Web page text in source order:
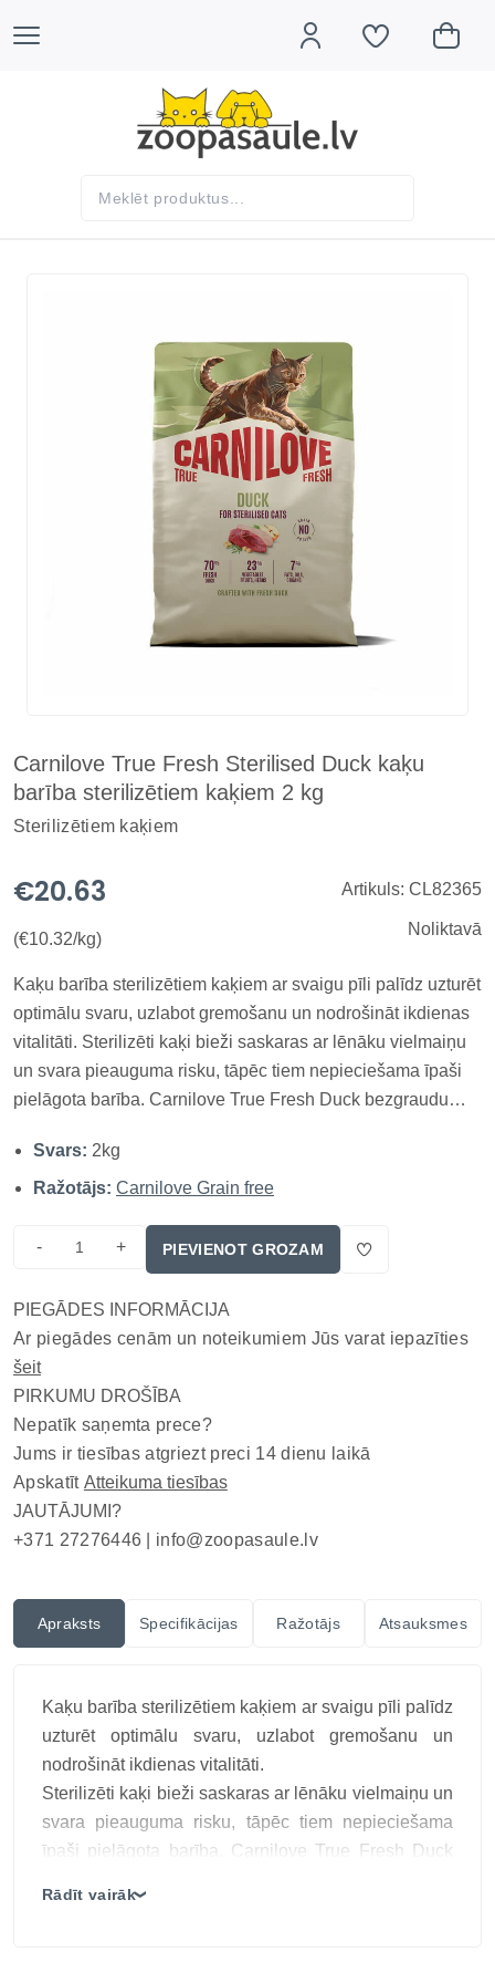
Carnilove True Fresh Sterilised Duck kaķu
barība sterilizētiem kaķiem 2 kg
Sterilizētiem kaķiem
€20.63
(€10.32/kg)
Artikuls: CL82365
Noliktavā
Kaķu barība sterilizētiem kaķiem ar svaigu pīli palīdz uzturēt
optimālu svaru, uzlabot gremošanu un nodrošināt ikdienas
vitalitāti. Sterilizēti kaķi bieži saskaras ar lēnāku vielmaiņu
un svara pieauguma risku, tāpēc tiem nepieciešama īpaši
pielāgota barība. Carnilove True Fresh Duck bezgraudu
uzturu, kas palīdz uzturēt optimālu ķermeņa kondīci...
Svars: 2kg
Ražotājs: Carnilove Grain free
- + PIEVIENOT GROZAM
PIEGĀDES INFORMĀCIJA
Ar piegādes cenām un noteikumiem Jūs varat iepazīties
šeit
PIRKUMU DROŠĪBA
Nepatīk saņemta prece?
Jums ir tiesības atgriezt preci 14 dienu laikā
Apskatīt Atteikuma tiesības
JAUTĀJUMI?
+371 27276446 | info@zoopasaule.lv
Apraksts Specifikācijas Ražotājs Atsauksmes
Kaķu barība sterilizētiem kaķiem ar svaigu pīli palīdz
uzturēt optimālu svaru, uzlabot gremošanu un
nodrošināt ikdienas vitalitāti.
Sterilizēti kaķi bieži saskaras ar lēnāku vielmaiņu un
svara pieauguma risku, tāpēc tiem nepieciešama
īpaši pielāgota barība. Carnilove True Fresh Duck
Rādīt vairāk❯